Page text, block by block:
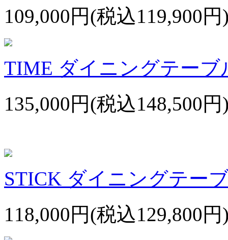
109,000円(税込119,900円
TIME ダイニングテーブ
135,000円(税込148,500円
STICK ダイニングテー
118,000円(税込129,800円